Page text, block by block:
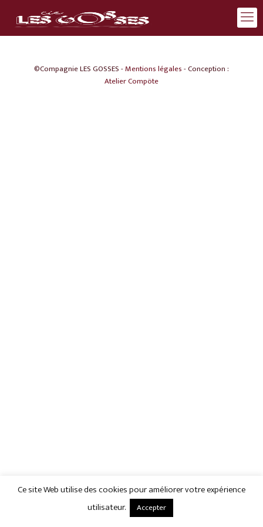
©Compagnie LES GOSSES -Mentions légales- Conception :
Atelier Compöte
Ce site Web utilise des cookies pour améliorer votre expérience
utilisateur.
Accepter